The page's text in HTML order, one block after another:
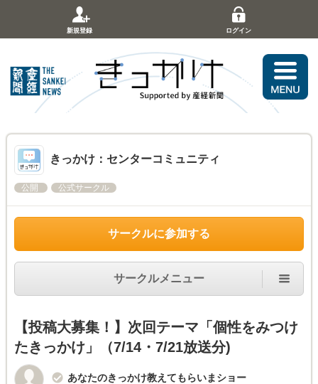
新規登録 ログイン
きっかけ：センターコミュニティ
公開 公式サークル
サークルに参加する
サークルメニュー
【投稿大募集！】次回テーマ「個性をみつけ
たきっかけ」（7/14・7/21放送分)
あなたのきっかけ教えてもらいまショー